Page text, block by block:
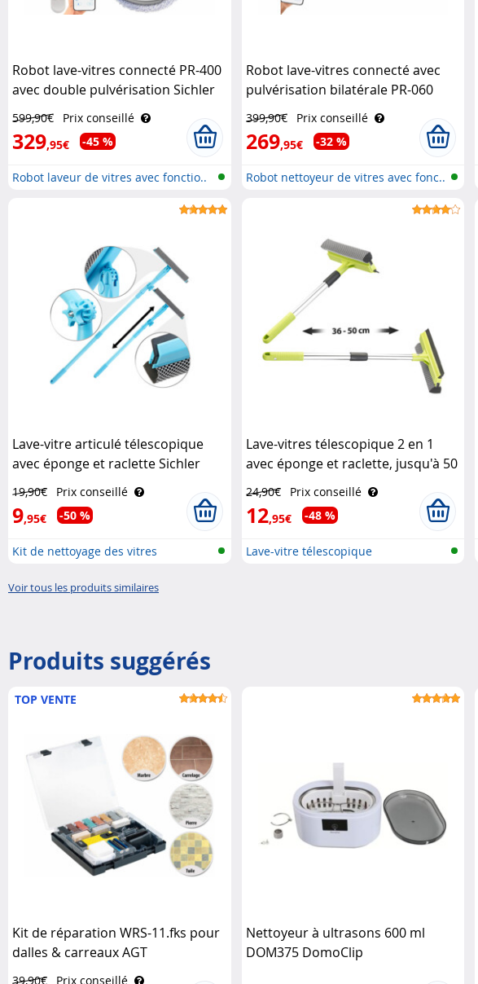
Robot lave-vitres connecté PR-400
avec double pulvérisation Sichler
Exclusive
599,90€ Prix conseillé
329,95€ -45 %
Robot laveur de vitres avec fonctio..
Robot lave-vitres connecté avec
pulvérisation bilatérale PR-060
Sichler Exclusive
399,90€ Prix conseillé
269,95€ -32 %
Robot nettoyeur de vitres avec fonc..
Lave-vitre articulé télescopique
avec éponge et raclette Sichler
19,90€ Prix conseillé
9,95€ -50 %
Kit de nettoyage des vitres
Lave-vitres télescopique 2 en 1
avec éponge et raclette, jusqu'à 50
24,90€ Prix conseillé
12,95€ -48 %
Lave-vitre télescopique
Voir tous les produits similaires
Produits suggérés
TOP VENTE
Kit de réparation WRS-11.fks pour
dalles & carreaux AGT
39,90€ Prix conseillé
Nettoyeur à ultrasons 600 ml
DOM375 DomoClip